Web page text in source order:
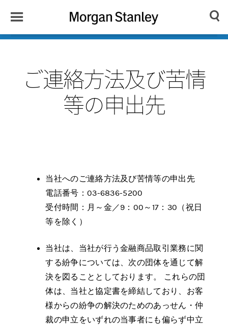
Menu
Morgan Search
ご連絡方法及び苦情
等の申出先
当社へのご連絡方法及び苦情等の申出先
電話番号：03-6836-5200
受付時間：月～金／9：00～17：30（祝日
等を除く）
当社は、当社が行う金融商品取引業務に関
する紛争については、次の団体を通じて解
決を図ることとしております。 これらの団
体は、当社と協定書を締結しており、お客
様からの紛争の解決のためのあっせん・仲
裁の申立をいずれの当事者にも偏らず中立